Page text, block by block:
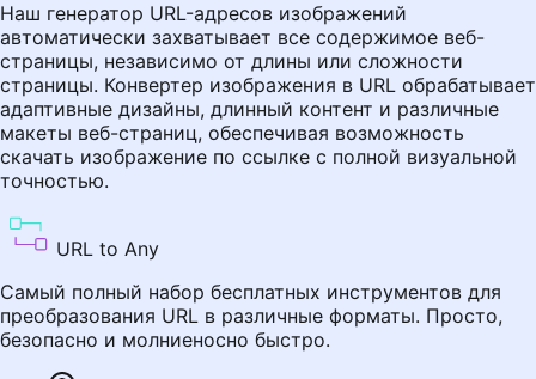
Наш генератор URL-адресов изображений
автоматически захватывает все содержимое веб-
страницы, независимо от длины или сложности
страницы. Конвертер изображения в URL обрабатывает
адаптивные дизайны, длинный контент и различные
макеты веб-страниц, обеспечивая возможность
скачать изображение по ссылке с полной визуальной
точностью.
URL to Any
Самый полный набор бесплатных инструментов для
преобразования URL в различные форматы. Просто,
безопасно и молниеносно быстро.